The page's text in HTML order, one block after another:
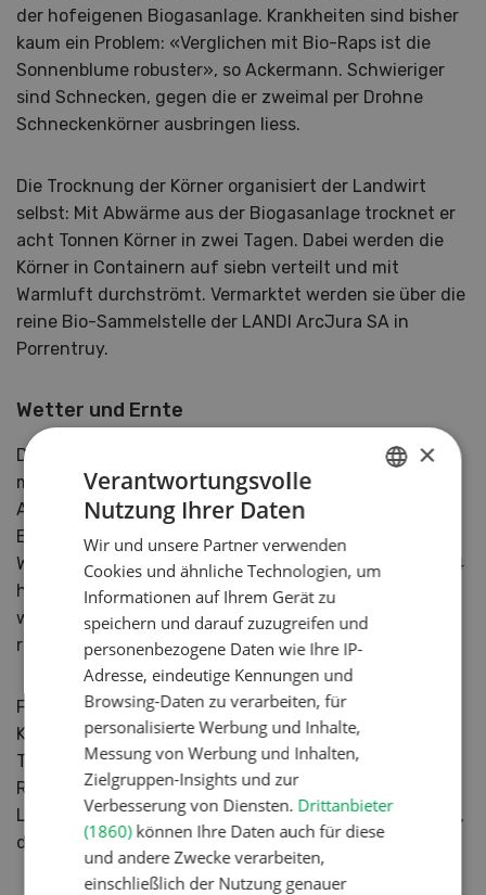
der hofeigenen Biogasanlage. Krankheiten sind bisher
kaum ein Problem: «Verglichen mit Bio-Raps ist die
Sonnenblume robuster», so Ackermann. Schwieriger
sind Schnecken, gegen die er zweimal per Drohne
Schneckenkörner ausbringen liess.
Die Trocknung der Körner organisiert der Landwirt
selbst: Mit Abwärme aus der Biogasanlage trocknet er
acht Tonnen Körner in zwei Tagen. Dabei werden die
Körner in Containern auf siebn verteilt und mit
Warmluft durchströmt. Vermarktet werden sie über die
reine Bio-Sammelstelle der LANDI ArcJura SA in
Porrentruy.
Wetter und Ernte
Der Start ins Jahr war günstig: Die Aussaat erfolgte
mit einer Präzisions-Einzelkornsämaschine am 20.
April. Der kühle, nasse Mai verlangsamte die
Entwicklung, doch der warme Juli förderte das
Wachstum. Schnecken blieben ein Dauerthema. «2024
hatten wir grosse Probleme mit Vogelfrass, diesmal
weniger. Aber die Schnecken bleiben ein Risiko»,
resümiert Ackermann.
Für die Ernte ist entscheidend, dass Pflanzen und
Körner möglichst trocken sind – das spart
Trocknungskosten und erleichtert den Drusch. In der
Region investieren inzwischen mehrere
Lohnunternehmer in spezielle Sonnenblumenvorsätze,
da die Anbaufläche stark zugenommen hat.
×
Verantwortungsvolle
Nutzung Ihrer Daten
Wir und unsere Partner verwenden
Cookies und ähnliche Technologien, um
Informationen auf Ihrem Gerät zu
speichern und darauf zuzugreifen und
personenbezogene Daten wie Ihre IP-
Adresse, eindeutige Kennungen und
Browsing-Daten zu verarbeiten, für
personalisierte Werbung und Inhalte,
Messung von Werbung und Inhalten,
Zielgruppen-Insights und zur
Verbesserung von Diensten. Drittanbieter
(1860)können Ihre Daten auch für diese
und andere Zwecke verarbeiten,
einschließlich der Nutzung genauer